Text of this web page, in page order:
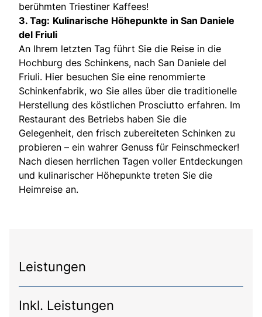
berühmten Triestiner Kaffees!
3. Tag: Kulinarische Höhepunkte in San Daniele
del Friuli
An Ihrem letzten Tag führt Sie die Reise in die
Hochburg des Schinkens, nach San Daniele del
Friuli. Hier besuchen Sie eine renommierte
Schinkenfabrik, wo Sie alles über die traditionelle
Herstellung des köstlichen Prosciutto erfahren. Im
Restaurant des Betriebs haben Sie die
Gelegenheit, den frisch zubereiteten Schinken zu
probieren – ein wahrer Genuss für Feinschmecker!
Nach diesen herrlichen Tagen voller Entdeckungen
und kulinarischer Höhepunkte treten Sie die
Heimreise an.
Leistungen
Inkl. Leistungen